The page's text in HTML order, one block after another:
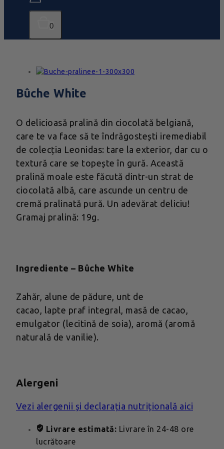
0
Bûche White
O delicioasă pralină din ciocolată belgiană,
care te va face să te îndrăgostești iremediabil
de colecția Leonidas: tare la exterior, dar cu o
textură care se topește în gură. Această
pralină moale este făcută dintr-un strat de
ciocolată albă, care ascunde un centru de
cremă pralinată pură. Un adevărat deliciu!
Gramaj pralină: 19g.
Ingrediente – Bûche White
Zahăr, alune de pădure, unt de
cacao, lapte praf integral, masă de cacao,
emulgator (lecitină de soia), aromă (aromă
naturală de vanilie).
Alergeni
Vezi alergenii și declarația nutrițională aici
Livrare estimată: Livrare în 24-48 ore
lucrătoare